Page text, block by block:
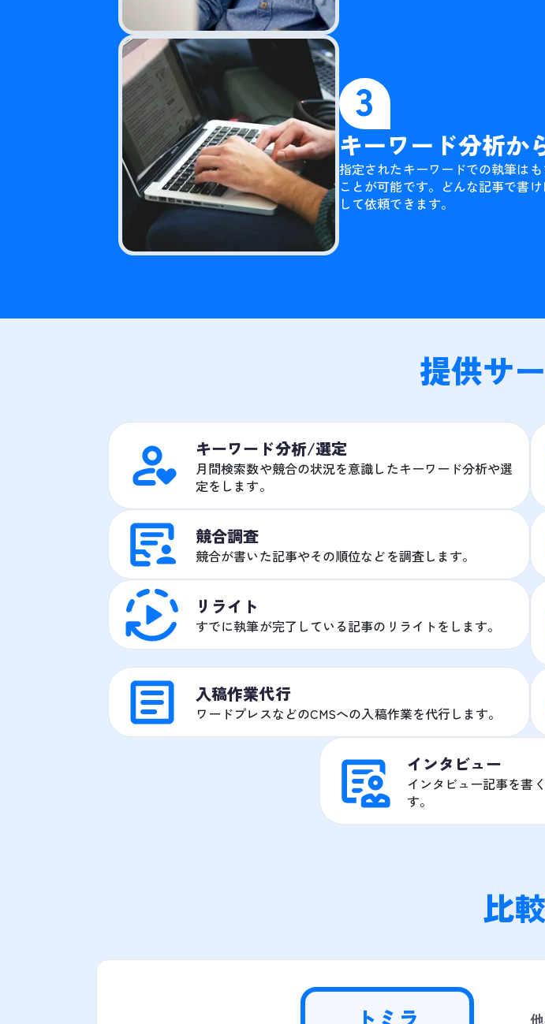
3
キーワード分析か
指定されたキーワードでの執筆は
ことが可能です。どんな記事で書
して依頼できます。
提供サ
キーワード分析/選定
月間検索数や競合の状況を意識したキーワード分析や選
定をします。
競合調査
競合が書いた記事やその順位などを調査します。
リライト
すでに執筆が完了している記事のリライトをします。
入稿作業代行
ワードプレスなどのCMSへの入稿作業を代行します。
インタビュー
インタビュー記事を書
す。
比